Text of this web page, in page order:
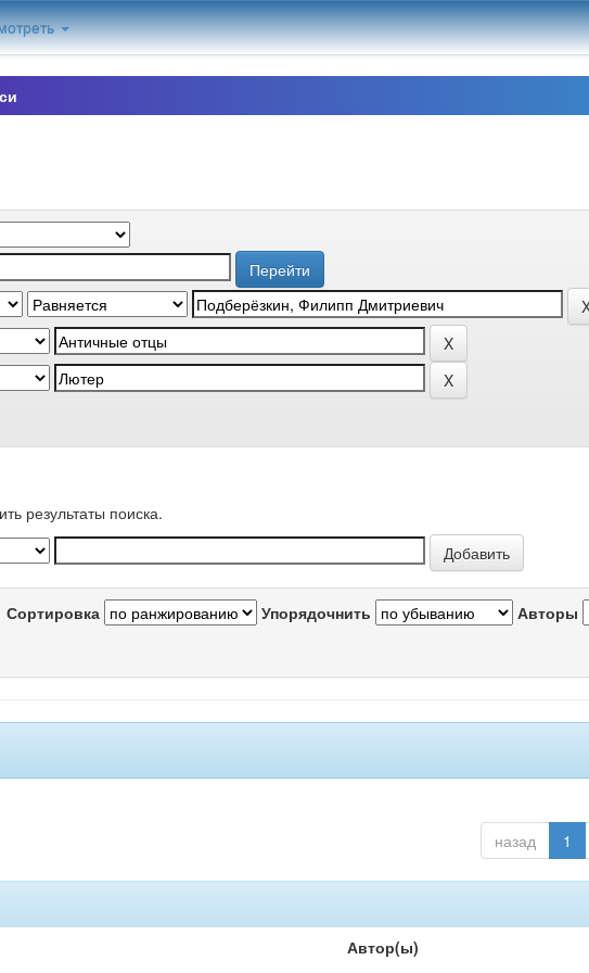
результаты поиска.
Сортировка Упорядочнить Авторы
назад 1
Автор(ы)